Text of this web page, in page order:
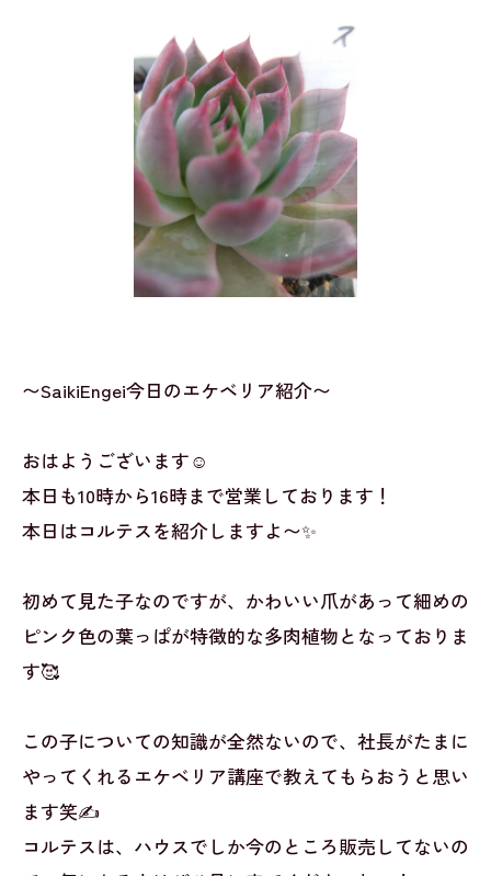
〜SaikiEngei今日のエケベリア紹介〜
おはようございます☺️
本日も10時から16時まで営業しております！
本日はコルテスを紹介しますよ〜✨
初めて見た子なのですが、かわいい爪があって細めの
ピンク色の葉っぱが特徴的な多肉植物となっておりま
す🥰
この子についての知識が全然ないので、社長がたまに
やってくれるエケベリア講座で教えてもらおうと思い
ます笑✍️
コルテスは、ハウスでしか今のところ販売してないの